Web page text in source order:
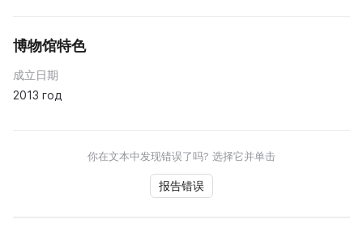
博物馆特色
成立日期
2013 год
你在文本中发现错误了吗? 选择它并单击
报告错误